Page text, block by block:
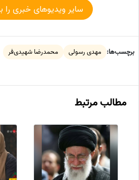
سایر ویدیوهای خبری را
برچسب‌ها: مهدی رسولی
محمدرضا شهیدی‌فر
مطالب مرتبط